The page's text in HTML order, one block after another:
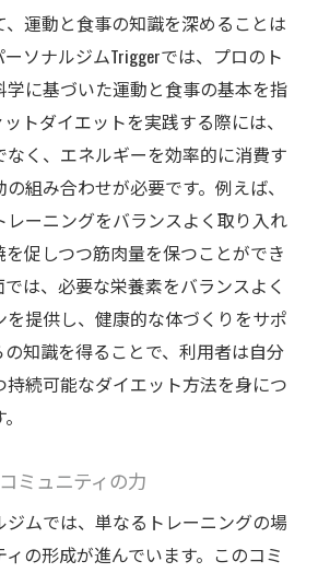
運動と食事の知識を深めることは
ソナルジムTriggerでは、プロのト
学に基づいた運動と食事の基本を指
トダイエットを実践する際には、
く、エネルギーを効率的に消費す
組み合わせが必要です。例えば、
レーニングをバランスよく取り入れ
促しつつ筋肉量を保つことができ
は、必要な栄養素をバランスよく
提供し、健康的な体づくりをサポ
知識を得ることで、利用者は自分
持続可能なダイエット方法を身につ
ミュニティの力
ジムでは、単なるトレーニングの場
の形成が進んでいます。このコミ